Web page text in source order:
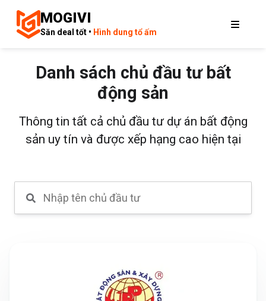
MOGIVI
Săn deal tốt • Hình dung tổ ấm
Danh sách chủ đầu tư bất
động sản
Thông tin tất cả chủ đầu tư dự án bất động
sản uy tín và được xếp hạng cao hiện tại